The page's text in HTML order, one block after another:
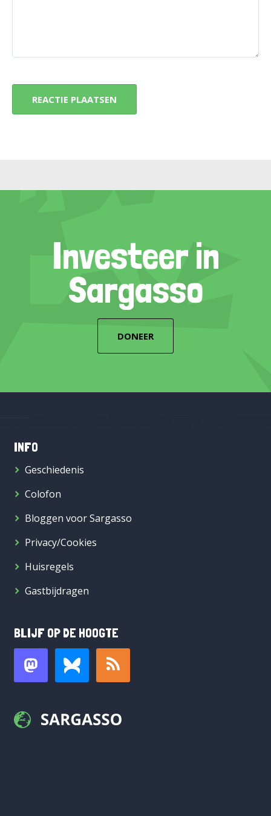
Investeer in
Sargasso
DONEER
INFO
Geschiedenis
Colofon
Bloggen voor Sargasso
Privacy/Cookies
Huisregels
Gastbijdragen
BLIJF OP DE HOOGTE